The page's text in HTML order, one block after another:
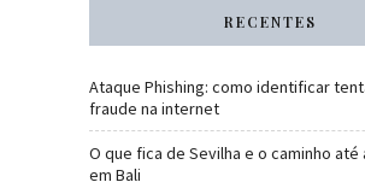
RECENTES
Ataque Phishing: como identificar
fraude na internet
O que fica de Sevilha e o caminho até
em Bali